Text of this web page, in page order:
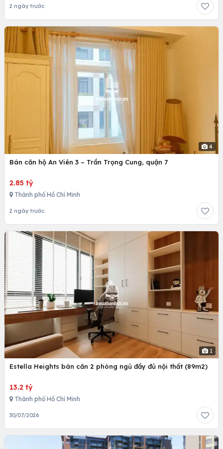
2 ngày trước
4
Bán căn hộ An Viên 3 – Trần Trọng Cung, quận 7
2.85 tỷ
Thành phố Hồ Chí Minh
2 ngày trước
1
Estella Heights bán căn 2 phòng ngủ đầy đủ nội thất (89m2)
13.2 tỷ
Thành phố Hồ Chí Minh
30/07/2026